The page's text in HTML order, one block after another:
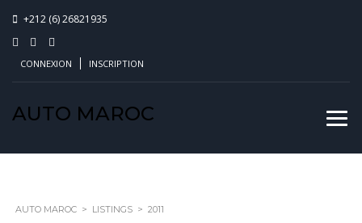
+212 (6) 26821935
CONNEXION INSCRIPTION
AUTO MAROC
AUTO MAROC > LISTINGS > 2011